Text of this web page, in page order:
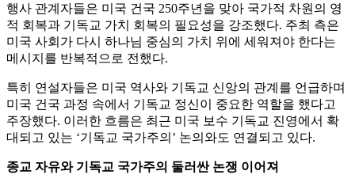
행사 관계자들은 미국 건국 250주년을 맞아 국가적 차원의 영
적 회복과 기독교 가치 회복의 필요성을 강조했다. 주최 측은
미국 사회가 다시 하나님 중심의 가치 위에 세워져야 한다는
메시지를 반복적으로 전했다.
특히 연설자들은 미국 역사와 기독교 신앙의 관계를 언급하며
미국 건국 과정 속에서 기독교 정신이 중요한 역할을 했다고
주장했다. 이러한 흐름은 최근 미국 보수 기독교 진영에서 확
대되고 있는 ‘기독교 국가주의’ 논의와도 연결되고 있다.
종교 자유와 기독교 국가주의 둘러싼 논쟁 이어져